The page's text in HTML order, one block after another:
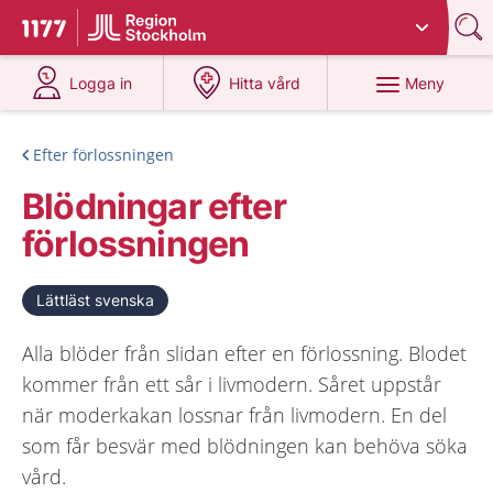
Till startsidan för 1177
Du har valt region
Logga in
på 1177.se
Hitta vård
på 1177.se
Meny
Efter förlossningen
Blödningar efter
förlossningen
Lättläst svenska
Alla blöder från slidan efter en förlossning. Blodet
kommer från ett sår i livmodern. Såret uppstår
när moderkakan lossnar från livmodern. En del
som får besvär med blödningen kan behöva söka
vård.